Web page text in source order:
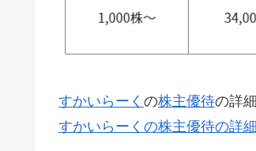
すかいらーく の株主優待の詳
すかいらーくの株主優待の詳細